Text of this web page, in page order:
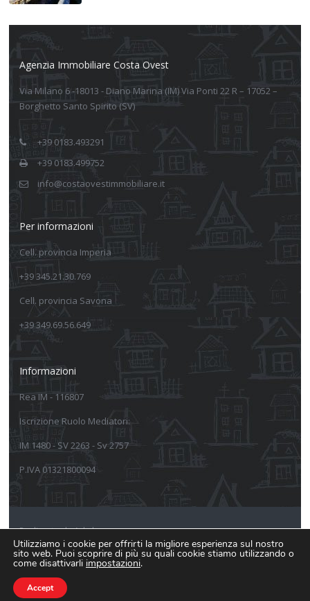
Agenzia Immobiliare Costa Ovest
Via Milano 6 -18013 - Diano Marina (IM) Via Ponti 22 R – 17052 –
Borghetto Santo Spirito (SV)
+39 0183.493291
+39 0183.499752
info@costaovestimmobiliare.it
Per informazioni
Cell. provincia Imperia
+39 345.21.30.769
Cell. provincia Savona
+39 349.69.56.649
Informazioni
Rea IM - 116807
Iscrizione Ruolo Mediatori:
IM 1480 - SV 2263 - Sv 2757
P.IVA 01321800094
Realizzato da Arkeba
Informativa sulla privacy
Informativa estesa Cookie Policy
Utilizziamo i cookie per offrirti la migliore esperienza sul nostro
sito web. Puoi scoprire di più su quali cookie stiamo utilizzando o
come disattivarli impostazioni.
Accept